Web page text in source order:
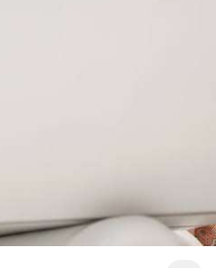
tại dòng thời gian của Vlike.vn!